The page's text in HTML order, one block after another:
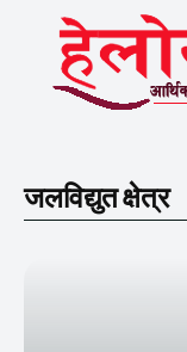
जलविद्युत क्षेत्र